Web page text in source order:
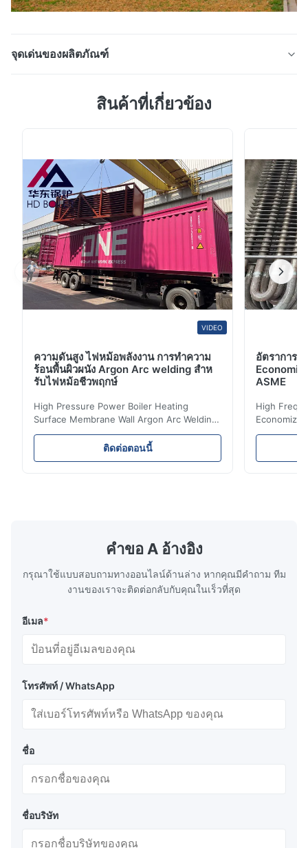
จุดเด่นของผลิตภัณฑ์
มาตรฐาน ASME ครีบท่อยาว รายละเอียดสินค้า ท่อครีบ
เครื่องปรับอากาศ, ตู้เย็น, เครื่องประหยัดพลังงาน และส่วน
อื่นๆ ของอุตสาหกรรมความร้อน วัสดุของท่อฐาน ...
สินค้าที่เกี่ยวข้อง
VIDEO
ความดันสูง ไฟหม้อพลังงาน การทําความ
ร้อนพื้นผิวผนัง Argon Arc welding สําห
รับไฟหม้อชีวพฤกษ์
High Pressure Power Boiler Heating
Surface Membrane Wall Argon Arc Welding
For Biomass Boiler Product Introduction
Water wall panels with pins usually laid
vertically on the inner wall of the furnace
circulation loop.Because of both cooling
ติดต่อตอนนี้
อัตราการต่
ASME
High
Product
industrial
คําขอ A อ้างอิง
กรุณาใช้แบบสอบถามทางออนไลน์ด้านล่าง หากคุณมีคําถาม ทีม
งานของเราจะติดต่อกลับกับคุณในเร็วที่สุด
อีเมล*
โทรศัพท์ / WhatsApp
ชื่อ
ชื่อบริษัท